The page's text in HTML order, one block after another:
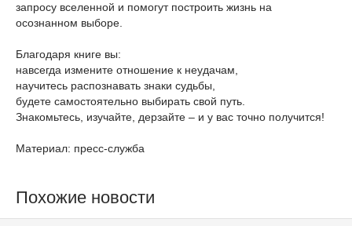
запросу вселенной и помогут построить жизнь на
осознанном выборе.
Благодаря книге вы:
навсегда измените отношение к неудачам,
научитесь распознавать знаки судьбы,
будете самостоятельно выбирать свой путь.
Знакомьтесь, изучайте, дерзайте – и у вас точно получится!
Материал: пресс-служба
Похожие новости